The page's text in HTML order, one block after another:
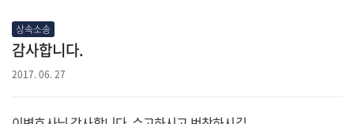
상속소송
감사합니다.
2017. 06. 27